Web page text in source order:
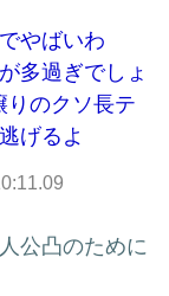
やばいわ
多過ぎでしょ
りのクソ長テ
げるよ
公凸のために